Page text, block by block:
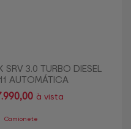
SRV 3.0 TURBO DIESEL
AUTOMÁTICA
à vista
Camionete